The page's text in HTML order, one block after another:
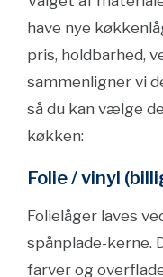
have nye
pris, holdbarhed,
sammenligner vi
så du kan vælge
køkken:
Folie / vinyl
Folielåger laves
spånplade-kerne.
farver og